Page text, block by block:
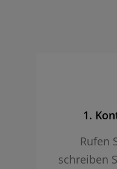
1.
Rufen
schreiben